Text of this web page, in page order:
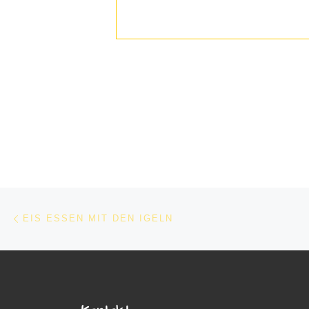
Beitragsnavigation
EIS ESSEN MIT DEN IGELN